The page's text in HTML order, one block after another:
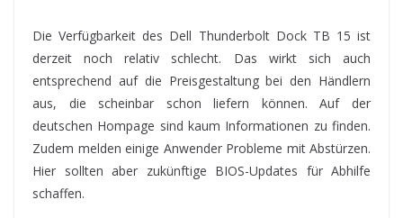
Die Verfügbarkeit des Dell Thunderbolt Dock TB 15 ist
derzeit noch relativ schlecht. Das wirkt sich auch
entsprechend auf die Preisgestaltung bei den Händlern
aus, die scheinbar schon liefern können. Auf der
deutschen Hompage sind kaum Informationen zu finden.
Zudem melden einige Anwender Probleme mit Abstürzen.
Hier sollten aber zukünftige BIOS-Updates für Abhilfe
schaffen.